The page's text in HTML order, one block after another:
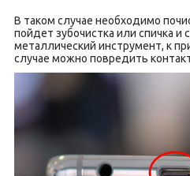
В таком случае необходимо
пойдет зубочистка или спичка и
металлический инструмент, к
случае можно повредить